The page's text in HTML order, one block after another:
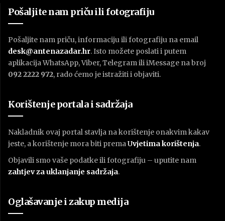
Pošaljite nam priču ili fotografiju
Pošaljite nam priču, informaciju ili fotografiju na email
desk@antenazadar.hr. Isto možete poslati i putem
aplikacija WhatsApp, Viber, Telegram ili iMessage na broj
092 2222 972, rado ćemo je istražiti i objaviti.
Korištenje portala i sadržaja
Nakladnik ovaj portal stavlja na korištenje onakvim kakav
jeste, a korištenje mora biti premaUvjetima korištenja.
Objavili smo vaše podatke ili fotografiju – uputite nam
zahtjev za uklanjanje sadržaja.
Oglašavanje i zakup medija